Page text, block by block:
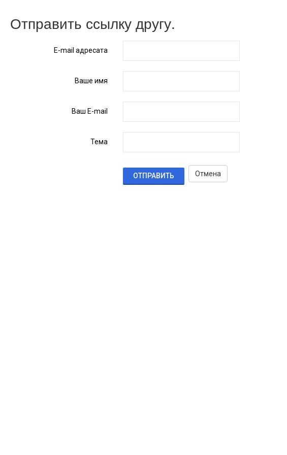
Отправить ссылку другу.
E-mail адресата
Ваше имя
Ваш E-mail
Тема
ОТПРАВИТЬ Отмена